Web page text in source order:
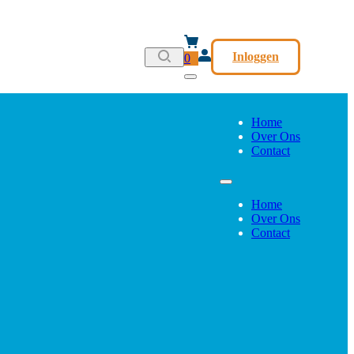
0 Inloggen
Home
Over Ons
Contact
Home
Over Ons
Contact